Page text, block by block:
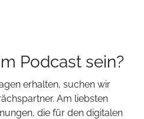
Podcast sein?
erhalten, suchen wir
Am liebsten
die für den digitalen